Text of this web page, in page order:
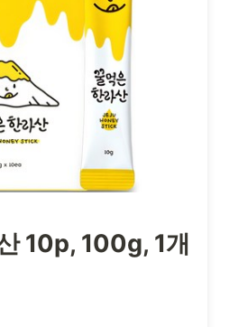
10p, 100g, 1개